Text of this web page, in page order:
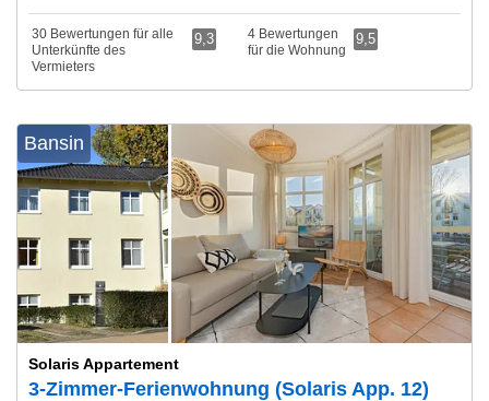
30 Bewertungen für alle
Unterkünfte des
Vermieters
9,3
4 Bewertungen
für die Wohnung
9,5
Bansin
Solaris Appartement
3-Zimmer-Ferienwohnung (Solaris App. 12)